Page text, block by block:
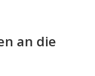
an die